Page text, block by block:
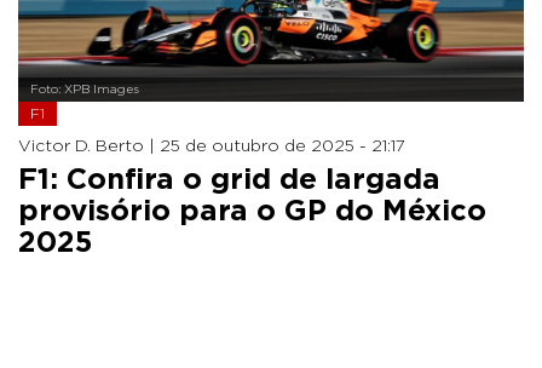
Foto: XPB Images
F1
Victor D. Berto | 25 de outubro de 2025 - 21:17
F1: Confira o grid de largada
provisório para o GP do México
2025